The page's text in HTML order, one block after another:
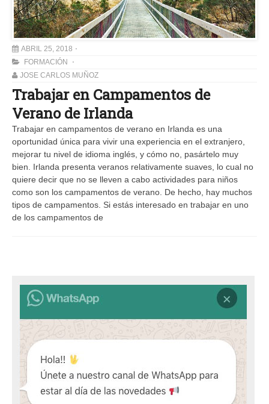
ABRIL 25, 2018
FORMACIÓN
JOSE CARLOS MUÑOZ
Trabajar en Campamentos de
Verano de Irlanda
Trabajar en campamentos de verano en Irlanda es una
oportunidad única para vivir una experiencia en el extranjero,
mejorar tu nivel de idioma inglés, y cómo no, pasártelo muy
bien. Irlanda presenta veranos relativamente suaves, lo cual no
quiere decir que no se lleven a cabo actividades para niños
como son los campamentos de verano. De hecho, hay muchos
tipos de campamentos. Si estás interesado en trabajar en uno
de los campamentos de